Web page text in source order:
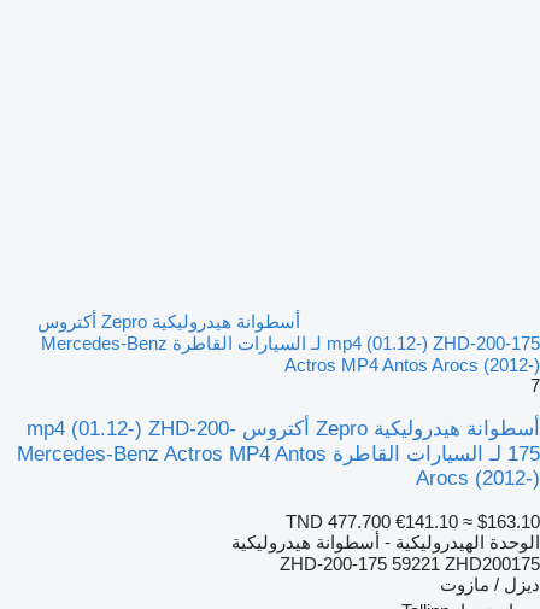
أسطوانة هيدروليكية Zepro أكتروس
mp4 (01.12-) ZHD-200-175 لـ السيارات القاطرة Mercedes-Benz
Actros MP4 Antos Arocs (2012-)
7
أسطوانة هيدروليكية Zepro أكتروس mp4 (01.12-) ZHD-200-
175 لـ السيارات القاطرة Mercedes-Benz Actros MP4 Antos
Arocs (2012-)
TND 477.700 €141.10 ≈ $163.10
الوحدة الهيدروليكية - أسطوانة هيدروليكية
ZHD-200-175 59221 ZHD200175
ديزل / مازوت